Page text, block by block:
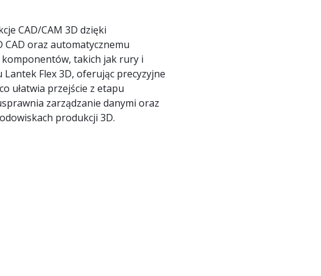
CAD/CAM 3D dzięki
oraz automatycznemu
takich jak rury i
Flex 3D, oferując precyzyjne
ułatwia przejście z etapu
zarządzanie danymi oraz
produkcji 3D.